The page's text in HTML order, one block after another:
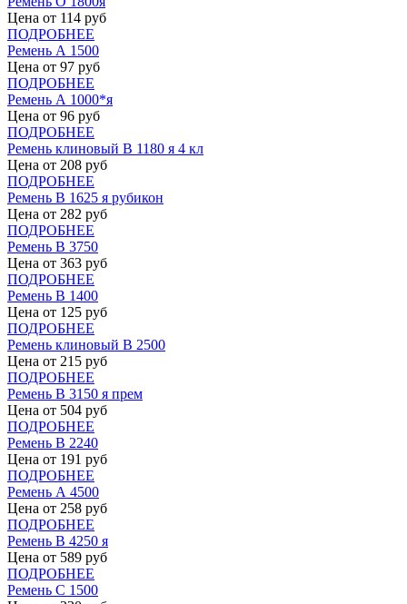
Цена от 114 руб
ПОДРОБНЕЕ
Ремень А 1500
Цена от 97 руб
ПОДРОБНЕЕ
Ремень А 1000*я
Цена от 96 руб
ПОДРОБНЕЕ
Ремень клиновый В 1180 я 4 кл
Цена от 208 руб
ПОДРОБНЕЕ
Ремень В 1625 я рубикон
Цена от 282 руб
ПОДРОБНЕЕ
Ремень В 3750
Цена от 363 руб
ПОДРОБНЕЕ
Ремень В 1400
Цена от 125 руб
ПОДРОБНЕЕ
Ремень клиновый В 2500
Цена от 215 руб
ПОДРОБНЕЕ
Ремень В 3150 я прем
Цена от 504 руб
ПОДРОБНЕЕ
Ремень В 2240
Цена от 191 руб
ПОДРОБНЕЕ
Ремень А 4500
Цена от 258 руб
ПОДРОБНЕЕ
Ремень В 4250 я
Цена от 589 руб
ПОДРОБНЕЕ
Ремень С 1500